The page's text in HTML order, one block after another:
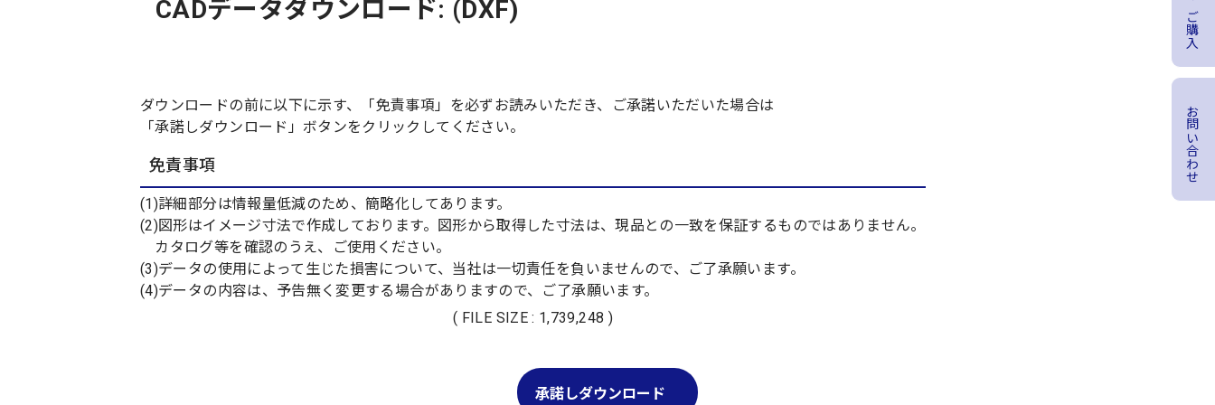
お問い合わせ
CADデータダウンロード: (DXF)
ダウンロードの前に以下に示す、「免責事項」を必ずお読みいただき、ご承諾いただいた場合は
「承諾しダウンロード」ボタンをクリックしてください。
免責事項
(1)詳細部分は情報量低減のため、簡略化してあります。
(2)図形はイメージ寸法で作成しております。図形から取得した寸法は、現品との一致を保証するものではありません。
カタログ等を確認のうえ、ご使用ください。
(3)データの使用によって生じた損害について、当社は一切責任を負いませんので、ご了承願います。
(4)データの内容は、予告無く変更する場合がありますので、ご了承願います。
( FILE SIZE : 1,739,248 )
承諾しダウンロード